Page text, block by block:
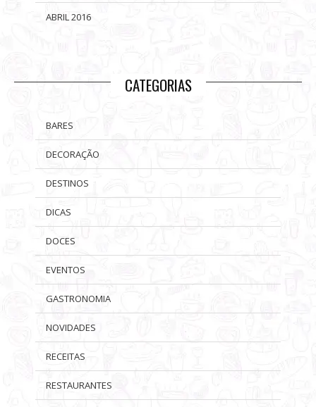
ABRIL 2016
CATEGORIAS
BARES
DECORAÇÃO
DESTINOS
DICAS
DOCES
EVENTOS
GASTRONOMIA
NOVIDADES
RECEITAS
RESTAURANTES